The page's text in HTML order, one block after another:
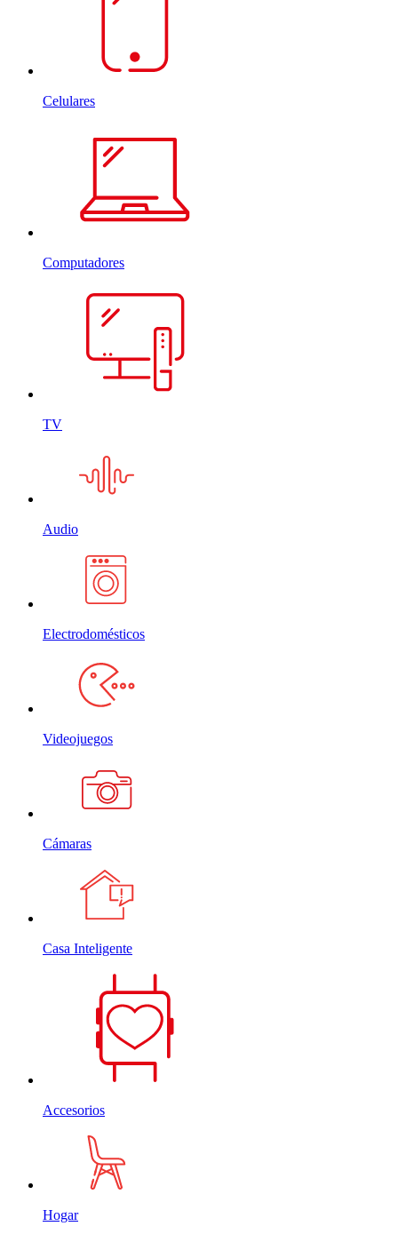
Celulares
Computadores
TV
Audio
Electrodomésticos
Videojuegos
Cámaras
Casa Inteligente
Accesorios
Hogar